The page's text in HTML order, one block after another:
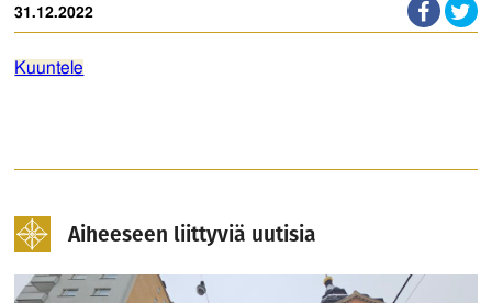
Hautausmaa
Yhteystiedot
31.12.2022
Kuuntele
Aiheeseen liittyviä uutisia